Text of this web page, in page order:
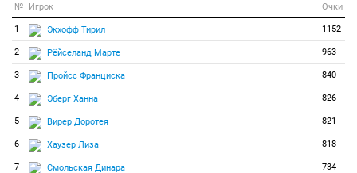
№ Игрок Очки
1 Экхофф Тирил 1152
2 Рёйселанд Марте 963
3 Пройсс Франциска 840
4 Эберг Ханна 826
5 Вирер Доротея 821
6 Хаузер Лиза 818
7 Смольская Динара 734